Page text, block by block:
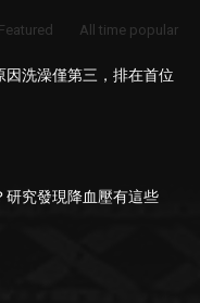
Featured All time popular
因洗澡僅第三，排在首位
研究發現降血壓有這些